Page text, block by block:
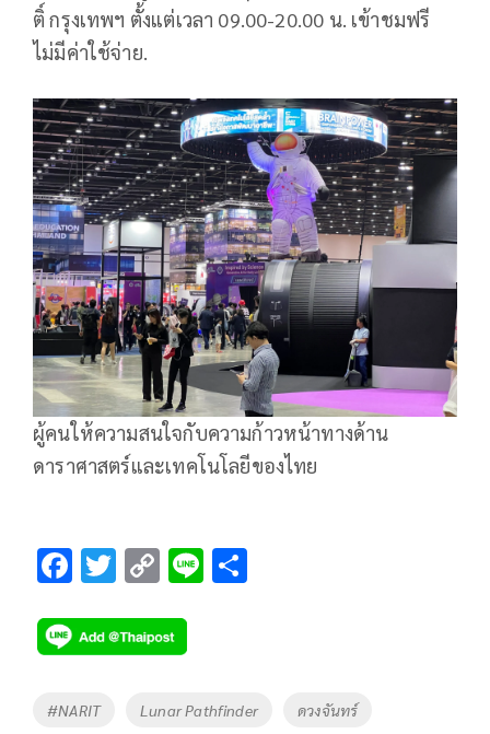
ติ์ กรุงเทพฯ ตั้งแต่เวลา 09.00-20.00 น. เข้าชมฟรี
ไม่มีค่าใช้จ่าย.
ผู้คนให้ความสนใจกับความก้าวหน้าทางด้าน
ดาราศาสตร์และเทคโนโลยีของไทย
F
e
b
o
T
tt
er
C
p
y
Li
Li
Tags
#NARIT Lunar Pathfinder ดวงจันทร์